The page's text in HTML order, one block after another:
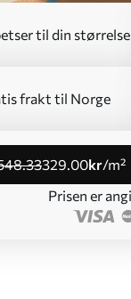
til din størrelse
frakt til Norge
.33329.00kr/m²
Prisen er